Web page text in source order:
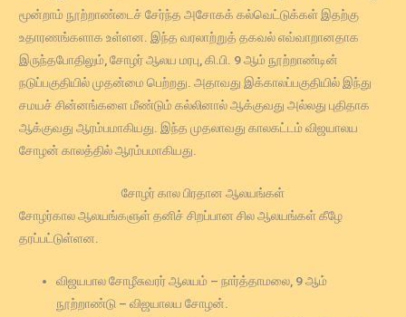
மூன்றாம் நூற்றாண்டைச் சேர்ந்த அசோகக் கல்வெட்டுக்கள் இதற்கு
உதாரணங்களாக உள்ளன. இந்த வரலாற்றுத் தகவல் எவ்வாறானதாக
இருந்தபோதிலும், சோழர் ஆலய மரபு, கி.பி. 9 ஆம் நூற்றாண்டின்
நடுப்பகுதியில் முதன்மை பெற்றது. அதாவது இக்காலப்பகுதியில் இந்து
சமயச் சின்னங்களை மீண்டும் கல்லினால் ஆக்குவது அல்லது புதிதாக
ஆக்குவது ஆரம்பமாகியது. இந்த முதலாவது காலகட்டம் விஜயாலய
சோழன் காலத்தில் ஆரம்பமாகியது.
சோழர் கால பிரதான ஆலயங்கள்
சோழர்கால ஆலயங்களுள் தனிச் சிறப்பான சில ஆலயங்கள் கீழே
தரப்பட்டுள்ளன.
விஜயபால சோழீசுவரர் ஆலயம் – நார்த்தாமலை, 9 ஆம்
நூற்றாண்டு – விஜயாலய சோழன்.